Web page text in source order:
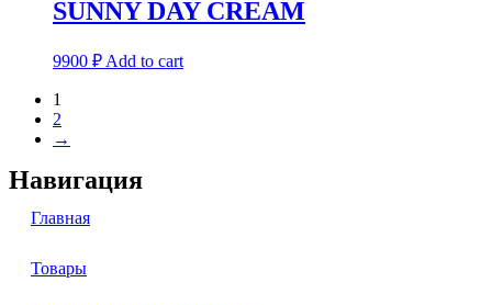
SUNNY DAY CREAM
9900 ₽ Add to cart
1
2
→
Навигация
Главная
Товары